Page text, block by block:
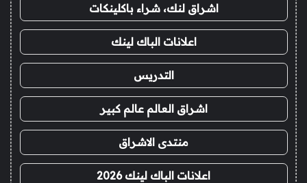
اشراق لنك، شراء باكلينكات
اعلانات الباك لينك
التدريس
اشراق العالم عالم كبير
منتدى الاشراق
اعلانات الباك لينك 2026